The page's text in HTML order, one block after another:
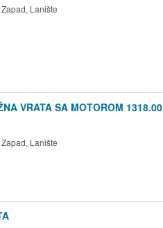
Lanište
VRATA SA MOTOROM 1318.00
Lanište